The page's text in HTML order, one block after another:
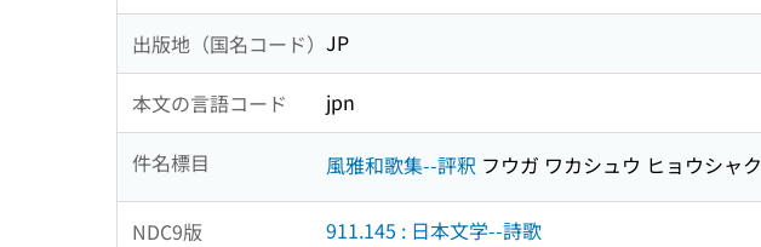
出版地（国名コード） JP
本文の言語コード jpn
件名標目 風雅和歌集--評釈 フウガ ワカシュウ ヒョウシャク
NDC9版 911.145 : 日本文学--詩歌